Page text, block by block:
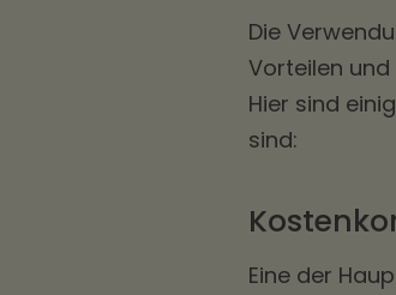
Die
Vorteilen
Hier sind
sind:
Eine der